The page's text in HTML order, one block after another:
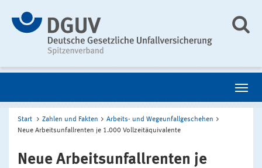
Start Zahlen und Fakten
Arbeits- und Wegeunfallgeschehen
Neue Arbeitsunfallrenten je 1.000 Vollzeitäquivalente
Neue Arbeitsunfallrenten je